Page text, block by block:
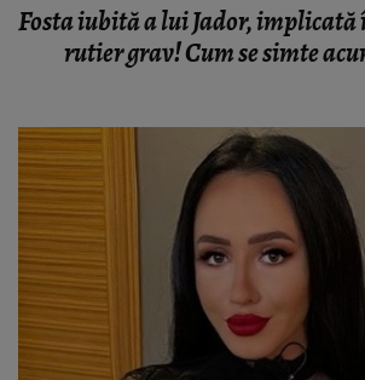
Fosta iubită a lui Jador,
rutier grav! Cum se simte